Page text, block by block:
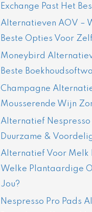
Exchange Past Het
Alternatieven AOV –
Beste Opties Voor
Moneybird
Beste
Champagne
Mousserende Wijn
Alternatief
Duurzame &
Alternatief Voor Melk
Welke Plantaardige
Jou?
Nespresso Pro Pads